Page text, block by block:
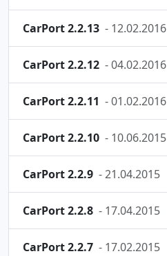
CarPort 2.2.13 - 12.02.2016
CarPort 2.2.12 - 04.02.2016
CarPort 2.2.11 - 01.02.2016
CarPort 2.2.10 - 10.06.2015
CarPort 2.2.9 - 21.04.2015
CarPort 2.2.8 - 17.04.2015
CarPort 2.2.7 - 17.02.2015